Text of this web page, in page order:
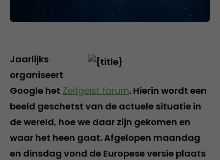
Jaarlijks
organiseert
Google het Zeitgeist forum. Hierin wordt een
beeld geschetst van de actuele situatie in
de wereld, hoe we daar zijn gekomen en
waar het heen gaat. Afgelopen maandag
en dinsdag vond de Europese versie plaats